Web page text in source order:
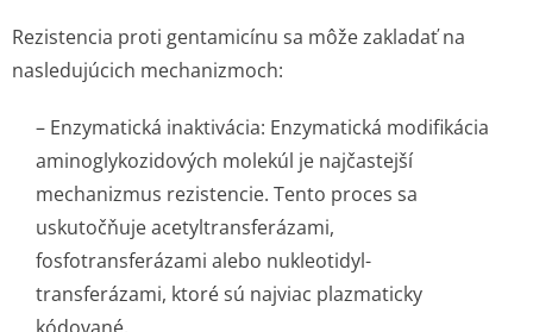
Rezistencia proti gentamicínu sa môže zakladať na
nasledujúcich mechanizmoch:
– Enzymatická inaktivácia: Enzymatická modifikácia
aminoglykozidových molekúl je najčastejší
mechanizmus rezistencie. Tento proces sa
uskutočňuje acetyltransfe­rázami,
fosfotransferázami alebo nukleotidyl-
transferázami, ktoré sú najviac plazmaticky